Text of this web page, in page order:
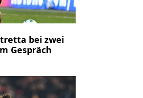
bei zwei
Gespräch